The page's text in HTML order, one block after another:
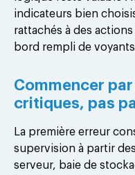
indicateurs bien
rattachés à des
bord rempli de
Commencer
critiques, pas
La première erreur
supervision à partir
serveur, baie de